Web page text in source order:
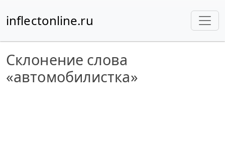
inflectonline.ru
Склонение слова
«автомобилистка»